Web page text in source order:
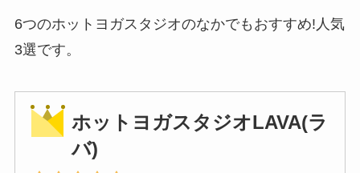
6つのホットヨガスタジオのなかでもおすすめ!人気
3選です。
ホットヨガスタジオLAVA(ラ
バ)